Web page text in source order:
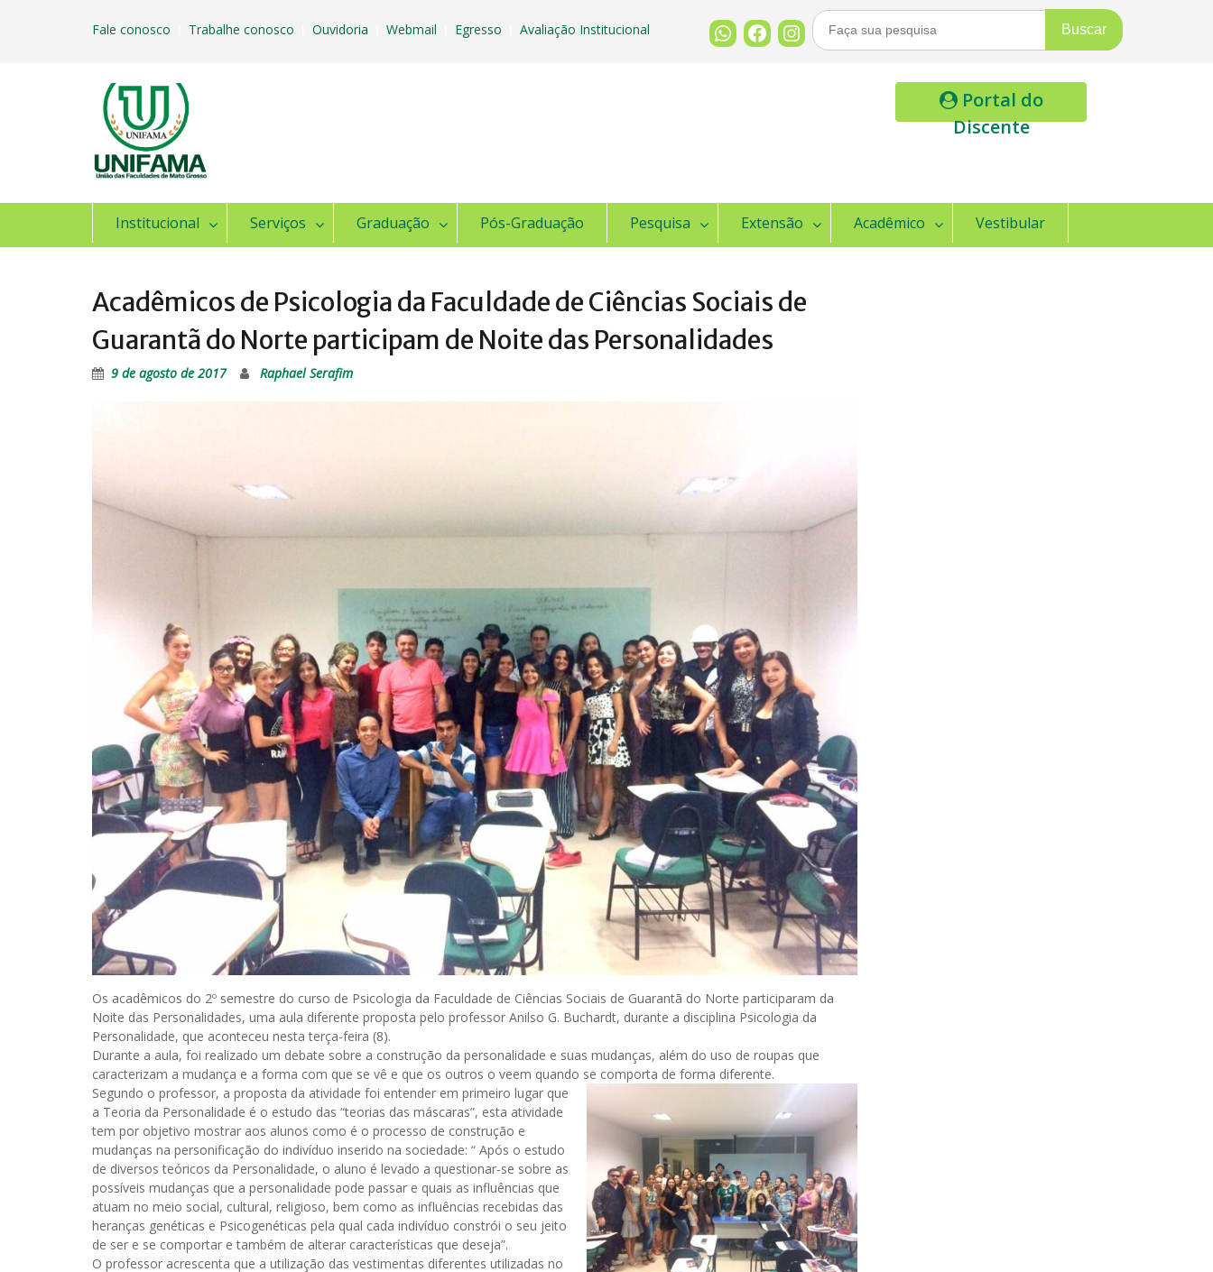
Fale conosco Trabalhe conosco Ouvidoria Webmail Egresso Avaliação Institucional
Buscar
Por:
Portal do
Discente
Institucional Serviços Graduação Pós-Graduação Pesquisa Extensão Acadêmico Vestibular
Acadêmicos de Psicologia da Faculdade de Ciências Sociais de
Guarantã do Norte participam de Noite das Personalidades
9 de agosto de 2017 Raphael Serafim
Os acadêmicos do 2º semestre do curso de Psicologia da Faculdade de Ciências Sociais de Guarantã do Norte participaram da
Noite das Personalidades, uma aula diferente proposta pelo professor Anilso G. Buchardt, durante a disciplina Psicologia da
Personalidade, que aconteceu nesta terça-feira (8).
Durante a aula, foi realizado um debate sobre a construção da personalidade e suas mudanças, além do uso de roupas que
caracterizam a mudança e a forma com que se vê e que os outros o veem quando se comporta de forma diferente.
Segundo o professor, a proposta da atividade foi entender em primeiro lugar que
a Teoria da Personalidade é o estudo das “teorias das máscaras”, esta atividade
tem por objetivo mostrar aos alunos como é o processo de construção e
mudanças na personificação do indivíduo inserido na sociedade: “ Após o estudo
de diversos teóricos da Personalidade, o aluno é levado a questionar-se sobre as
possíveis mudanças que a personalidade pode passar e quais as influências que
atuam no meio social, cultural, religioso, bem como as influências recebidas das
heranças genéticas e Psicogenéticas pela qual cada indivíduo constrói o seu jeito
de ser e se comportar e também de alterar características que deseja”.
O professor acrescenta que a utilização das vestimentas diferentes utilizadas no